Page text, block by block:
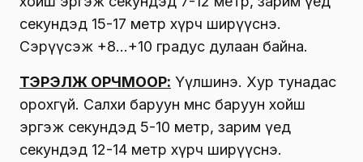
секундэд 15-17 метр хүрч ширүүснэ.
Сэрүүсэж +8…+10 градус дулаан байна.
ТЭРЭЛЖ ОРЧМООР: Үүлшинэ. Хур тунадас
орохгүй. Салхи баруун өмнөөс баруун хойш
эргэж секундэд 5-10 метр, зарим үед
секундэд 12-14 метр хүрч ширүүснэ.